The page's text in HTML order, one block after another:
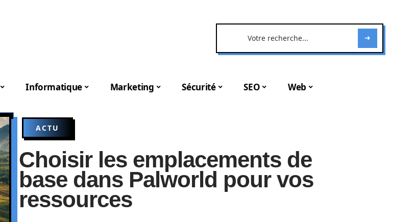
Informatique Marketing Sécurité SEO Web
ACTU
Choisir les emplacements de
base dans Palworld pour vos
ressources